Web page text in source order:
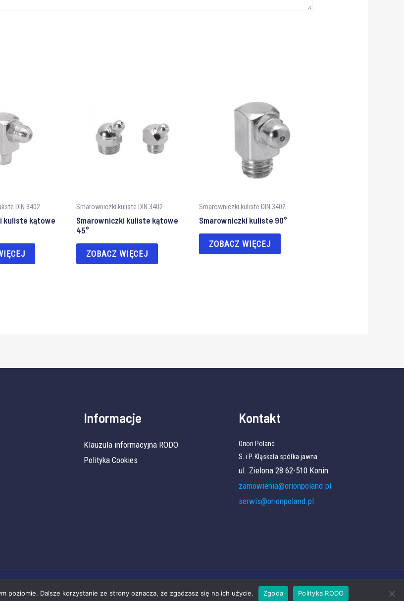
DIN 3402
kuliste kątowe
Smarowniczki kuliste DIN 3402
Smarowniczki kuliste kątowe
45°
ZOBACZ WIĘCEJ
Smarowniczki kuliste DIN 3402
Smarowniczki kuliste 90°
ZOBACZ WIĘCEJ
Informacje
Klauzula informacyjna RODO
Polityka Cookies
Kontakt
Orion Poland
S. i P. Kląskała spółka jawna
ul. Zielona 28 62-510 Konin
zamowienia@orionpoland.pl
serwis@orionpoland.pl
2026 ORION POLAND | Powered by ORION POLAND
poziomie. Dalsze korzystanie ze strony oznacza, że zgadzasz się na ich użycie. Zgoda Polityka RODO